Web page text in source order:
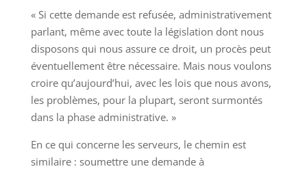
« Si cette demande est refusée, administrativement
parlant, même avec toute la législation dont nous
disposons qui nous assure ce droit, un procès peut
éventuellement être nécessaire. Mais nous voulons
croire qu’aujourd’hui, avec les lois que nous avons,
les problèmes, pour la plupart, seront surmontés
dans la phase administrative. »
En ce qui concerne les serveurs, le chemin est
similaire : soumettre une demande à